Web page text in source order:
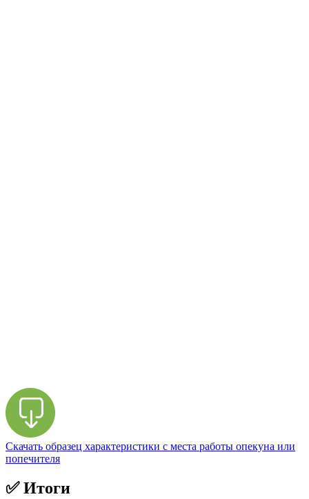
Скачать образец характеристики с места работы опекуна или
попечителя
✅ Итоги